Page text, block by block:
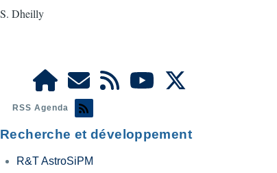
S. Dheilly
RSS Agenda
Recherche et développement
R&T AstroSiPM